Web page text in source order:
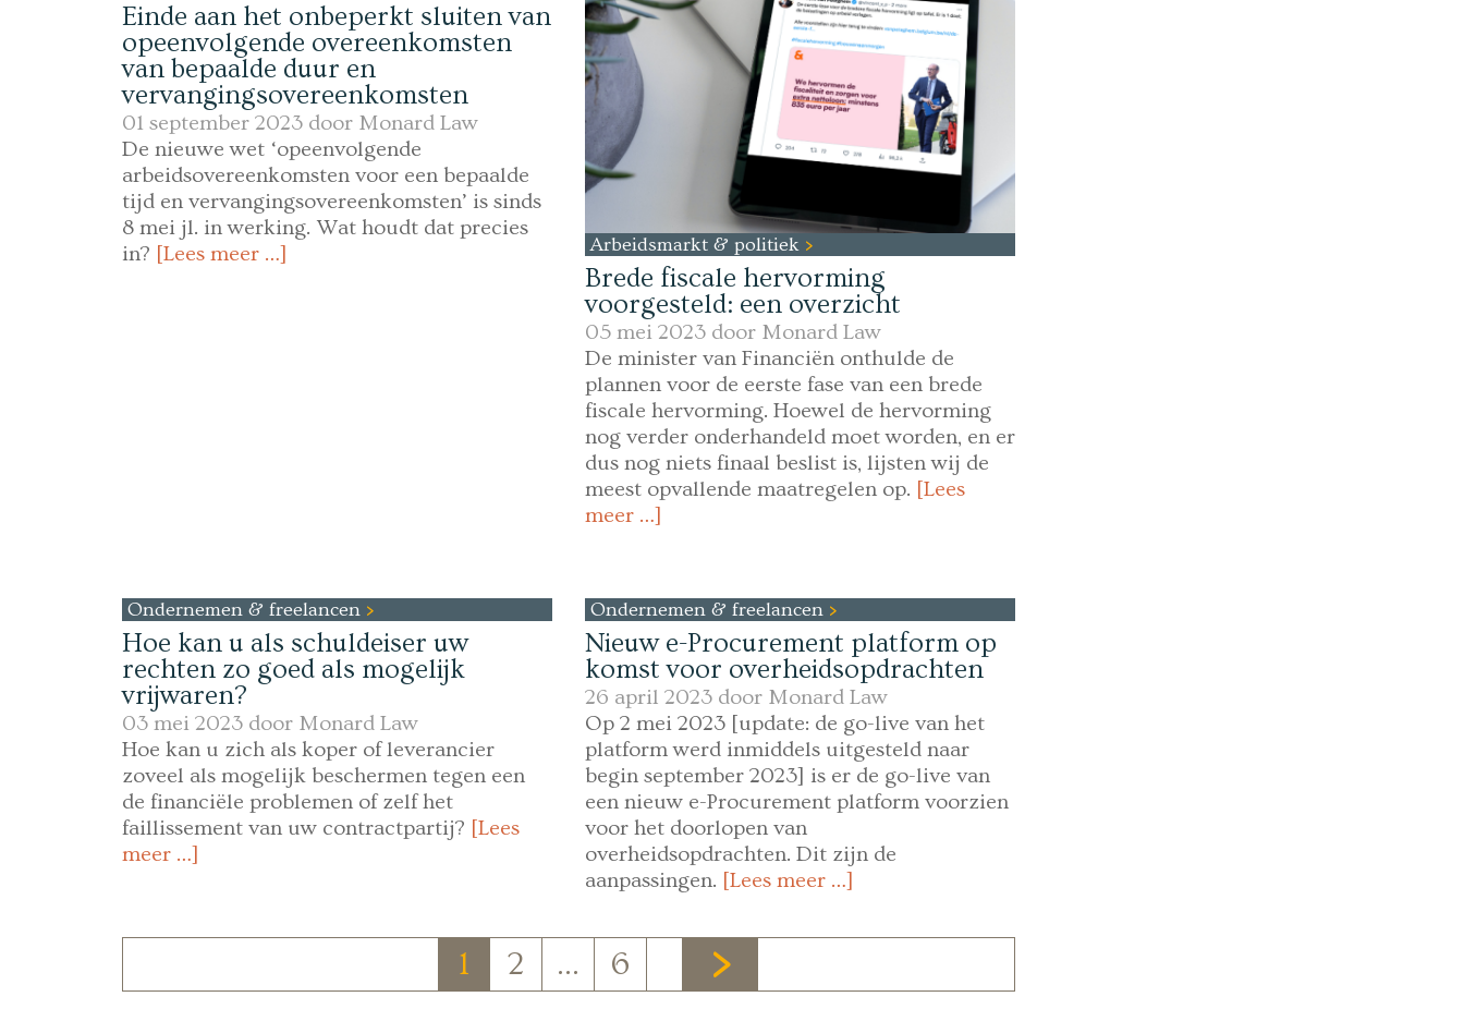
Einde aan het onbeperkt sluiten van
opeenvolgende overeenkomsten
van bepaalde duur en
vervangingsovereenkomsten
01 september 2023 door Monard Law
De nieuwe wet ‘opeenvolgende
arbeidsovereenkomsten voor een bepaalde
tijd en vervangingsovereenkomsten’ is sinds
8 mei jl. in werking. Wat houdt dat precies
in? [Lees meer …] Arbeidsmarkt & politiek
Brede fiscale hervorming
voorgesteld: een overzicht
05 mei 2023 door Monard Law
De minister van Financiën onthulde de
plannen voor de eerste fase van een brede
fiscale hervorming. Hoewel de hervorming
nog verder onderhandeld moet worden, en er
dus nog niets finaal beslist is, lijsten wij de
meest opvallende maatregelen op. [Lees
meer …]
Ondernemen & freelancen
Hoe kan u als schuldeiser uw
rechten zo goed als mogelijk
vrijwaren?
03 mei 2023 door Monard Law
Hoe kan u zich als koper of leverancier
zoveel als mogelijk beschermen tegen een
de financiële problemen of zelf het
faillissement van uw contractpartij? [Lees
meer …]
Ondernemen & freelancen
Nieuw e-Procurement platform op
komst voor overheidsopdrachten
26 april 2023 door Monard Law
Op 2 mei 2023 [update: de go-live van het
platform werd inmiddels uitgesteld naar
begin september 2023] is er de go-live van
een nieuw e-Procurement platform voorzien
voor het doorlopen van
overheidsopdrachten. Dit zijn de
aanpassingen. [Lees meer …]
1 2 … 6